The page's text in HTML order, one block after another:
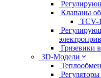
Клапаны
TCV-
Грязевики
3D-Модели